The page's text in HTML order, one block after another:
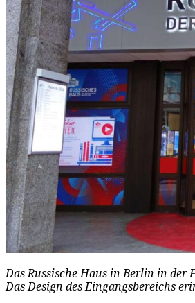
Das Russische Haus in Berlin in der
Das Design des Eingangsbereichs